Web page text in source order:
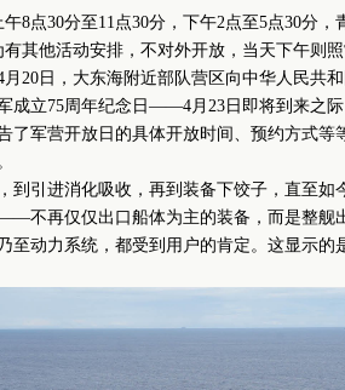
午8点30分至11点30分，下午2点至5点30分
其他活动安排，不对外开放，当天下午则
月20日，大东海附近部队营区向中华人民
立75周年纪念日——4月23日即将到来之际
了军营开放日的具体开放时间、预约方式等
引进消化吸收，再到装备下饺子，直至如
不再仅仅出口船体为主的装备，而是整舰
至动力系统，都受到用户的肯定。这显示的